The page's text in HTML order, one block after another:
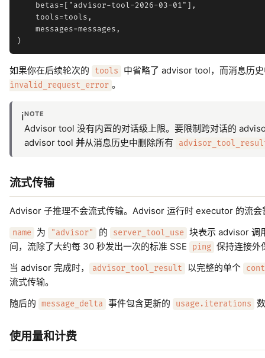
    betas=["advisor-tool-2026-03-01"],
    tools=tools,
    messages=messages,
如果你在后续轮次的 tools 中省略了 advisor tool，而消息历
invalid_request_error 。
ℹ️NOTE
Advisor tool 没有内置的对话级上限。要限制跨对话的
advisor tool 并从消息历史中删除所有
流式传输
Advisor 子推理不会流式传输。Advisor 运行时 executor 的流会
name 为 "advisor" 的 server_tool_use 块表示 advisor 调
间，流除了大约每 30 秒发出一次的标准 SSE
ping 保持连接外
当 advisor 完成时，
advisor_tool_result 以完整的单个
流式传输。
随后的
message_delta 事件包含更新的 usage.iterations
使用量和计费